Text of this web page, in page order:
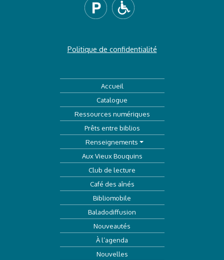
Politique de confidentialité
Accueil
Catalogue
Ressources numériques
Prêts entre biblios
Renseignements
Aux Vieux Bouquins
Club de lecture
Café des aînés
Bibliomobile
Baladodiffusion
Nouveautés
À l’agenda
Nouvelles